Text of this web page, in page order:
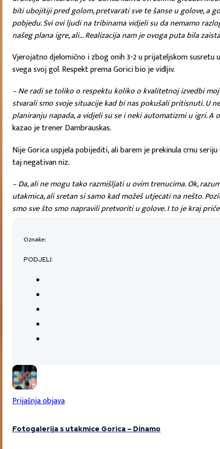
biti ubojitiji pred golom, pretvarati sve te šanse u golove, a
pobjedu. Svi ovi ljudi na tribinama vidjeli su da nemamo
našeg plana igre, ali… Realizacija nam je ovoga puta bila
Vjerojatno djelomično i zbog onih 3-2 u prijateljskom susretu
svega svoj gol. Respekt prema Gorici bio je vidljiv.
– Ne radi se toliko o respektu koliko o kvalitetnoj izvedbi
stvarali smo svoje situacije kad bi nas pokušali pritisnuti. U
planiranju napada, a vidjeli su se i neki automatizmi u igri. A
kazao je trener Dambrauskas.
Nije Gorica uspjela pobijediti, ali barem je prekinula crnu
taj negativan niz.
– Da, ali ne mogu tako razmišljati u ovim trenucima. Ok,
utakmica, ali sretan si samo kad možeš utjecati na nešto.
smo sve što smo napravili pretvoriti u golove. I to je kraj
Oznake:
PODJELI:
Prijašnja objava
Fotogalerija s utakmice Gorica – Dinamo